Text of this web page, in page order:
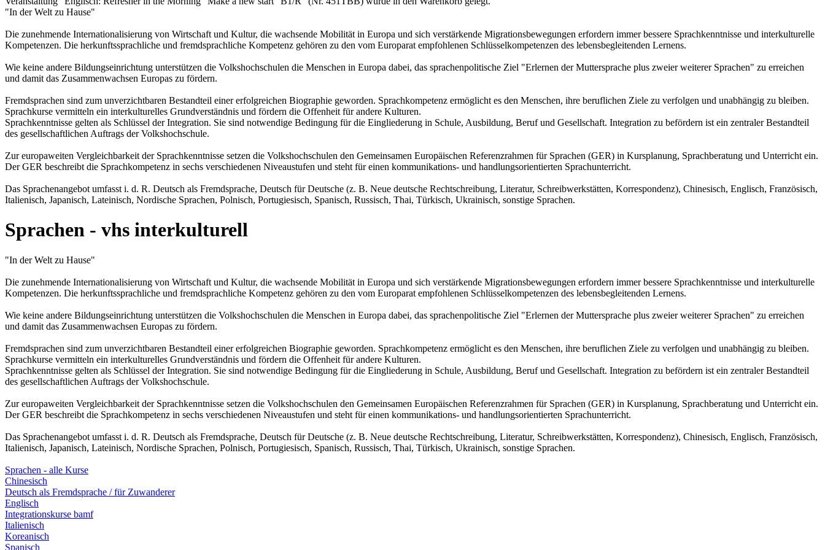
"In der Welt zu Hause"
Die zunehmende Internationalisierung von Wirtschaft und Kultur, die wachsende Mobilität in Europa und sich verstärkende Migrationsbewegungen erfordern immer bessere Sprachkenntnisse und interkulturelle
Kompetenzen. Die herkunftssprachliche und fremdsprachliche Kompetenz gehören zu den vom Europarat empfohlenen Schlüsselkompetenzen des lebensbegleitenden Lernens.
Wie keine andere Bildungseinrichtung unterstützen die Volkshochschulen die Menschen in Europa dabei, das sprachenpolitische Ziel "Erlernen der Muttersprache plus zweier weiterer Sprachen" zu erreichen
und damit das Zusammenwachsen Europas zu fördern.
Fremdsprachen sind zum unverzichtbaren Bestandteil einer erfolgreichen Biographie geworden. Sprachkompetenz ermöglicht es den Menschen, ihre beruflichen Ziele zu verfolgen und unabhängig zu bleiben.
Sprachkurse vermitteln ein interkulturelles Grundverständnis und fördern die Offenheit für andere Kulturen.
Sprachkenntnisse gelten als Schlüssel der Integration. Sie sind notwendige Bedingung für die Eingliederung in Schule, Ausbildung, Beruf und Gesellschaft. Integration zu befördern ist ein zentraler Bestandteil
des gesellschaftlichen Auftrags der Volkshochschule.
Zur europaweiten Vergleichbarkeit der Sprachkenntnisse setzen die Volkshochschulen den Gemeinsamen Europäischen Referenzrahmen für Sprachen (GER) in Kursplanung, Sprachberatung und Unterricht ein.
Der GER beschreibt die Sprachkompetenz in sechs verschiedenen Niveaustufen und steht für einen kommunikations- und handlungsorientierten Sprachunterricht.
Das Sprachenangebot umfasst i. d. R. Deutsch als Fremdsprache, Deutsch für Deutsche (z. B. Neue deutsche Rechtschreibung, Literatur, Schreibwerkstätten, Korrespondenz), Chinesisch, Englisch, Französisch,
Italienisch, Japanisch, Lateinisch, Nordische Sprachen, Polnisch, Portugiesisch, Spanisch, Russisch, Thai, Türkisch, Ukrainisch, sonstige Sprachen.
Sprachen - vhs interkulturell
"In der Welt zu Hause"
Die zunehmende Internationalisierung von Wirtschaft und Kultur, die wachsende Mobilität in Europa und sich verstärkende Migrationsbewegungen erfordern immer bessere Sprachkenntnisse und interkulturelle
Kompetenzen. Die herkunftssprachliche und fremdsprachliche Kompetenz gehören zu den vom Europarat empfohlenen Schlüsselkompetenzen des lebensbegleitenden Lernens.
Wie keine andere Bildungseinrichtung unterstützen die Volkshochschulen die Menschen in Europa dabei, das sprachenpolitische Ziel "Erlernen der Muttersprache plus zweier weiterer Sprachen" zu erreichen
und damit das Zusammenwachsen Europas zu fördern.
Fremdsprachen sind zum unverzichtbaren Bestandteil einer erfolgreichen Biographie geworden. Sprachkompetenz ermöglicht es den Menschen, ihre beruflichen Ziele zu verfolgen und unabhängig zu bleiben.
Sprachkurse vermitteln ein interkulturelles Grundverständnis und fördern die Offenheit für andere Kulturen.
Sprachkenntnisse gelten als Schlüssel der Integration. Sie sind notwendige Bedingung für die Eingliederung in Schule, Ausbildung, Beruf und Gesellschaft. Integration zu befördern ist ein zentraler Bestandteil
des gesellschaftlichen Auftrags der Volkshochschule.
Zur europaweiten Vergleichbarkeit der Sprachkenntnisse setzen die Volkshochschulen den Gemeinsamen Europäischen Referenzrahmen für Sprachen (GER) in Kursplanung, Sprachberatung und Unterricht ein.
Der GER beschreibt die Sprachkompetenz in sechs verschiedenen Niveaustufen und steht für einen kommunikations- und handlungsorientierten Sprachunterricht.
Das Sprachenangebot umfasst i. d. R. Deutsch als Fremdsprache, Deutsch für Deutsche (z. B. Neue deutsche Rechtschreibung, Literatur, Schreibwerkstätten, Korrespondenz), Chinesisch, Englisch, Französisch,
Italienisch, Japanisch, Lateinisch, Nordische Sprachen, Polnisch, Portugiesisch, Spanisch, Russisch, Thai, Türkisch, Ukrainisch, sonstige Sprachen.
Sprachen - alle Kurse
Chinesisch
Deutsch als Fremdsprache / für Zuwanderer
Englisch
Integrationskurse bamf
Italienisch
Koreanisch
Spanisch